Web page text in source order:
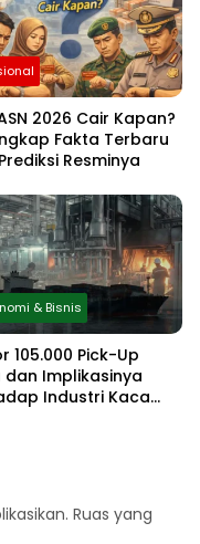
2026 Cair Kapan?
Fakta Terbaru
Resminya
& Bisnis
105.000 Pick-Up
dan Implikasinya
Industri Kaca
Ruas yang